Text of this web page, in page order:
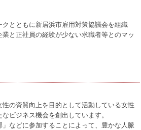
とともに新居浜市雇用対策協議会を組織
と正社員の経験が少ない求職者等とのマッ
の資質向上を目的として活動している女性
ビジネス機会を創出しています。
などに参加することによって、豊かな人脈